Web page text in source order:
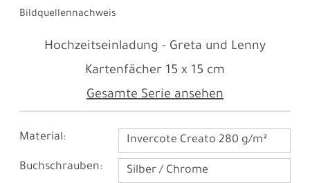
Bildquellennachweis
Hochzeitseinladung - Greta und Lenny
Gesamte Serie ansehen
Kartenfächer 15 x 15 cm
Material: Invercote Creato 280 g/m²
Buchschrauben: Silber / Chrome